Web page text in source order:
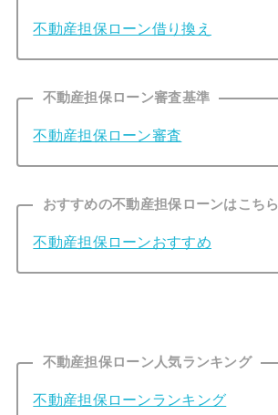
不動産担保ローン借り換え
不動産担保ローン審査基準
不動産担保ローン審査
おすすめの不動産担保ローンはこちら
不動産担保ローンおすすめ
不動産担保ローン人気ランキング
不動産担保ローンランキング